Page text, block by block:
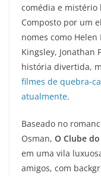
comédia e mistério
Composto por um
nomes como
Kingsley, Jonathan
história divertida,
filmes de quebra-
atualmente.
Baseado no
Osman, O Clube
em uma vila
amigos, com